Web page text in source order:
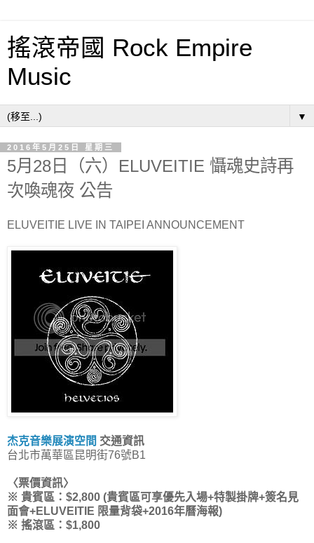
搖滾帝國 Rock Empire
Music
▼
2016年5月25日 星期三
5月28日（六）ELUVEITIE 懾魂史詩再
次喚魂夜 公告
ELUVEITIE LIVE IN TAIPEI ANNOUNCEMENT
杰克音樂展演空間 交通資訊
台北市萬華區昆明街76號B1
〈票價資訊〉
※ 貴賓區：$2,800 (貴賓區可享優先入場+特製掛牌+簽名見
面會+ELUVEITIE 限量背袋+2016年曆海報)
※ 搖滾區：$1,800